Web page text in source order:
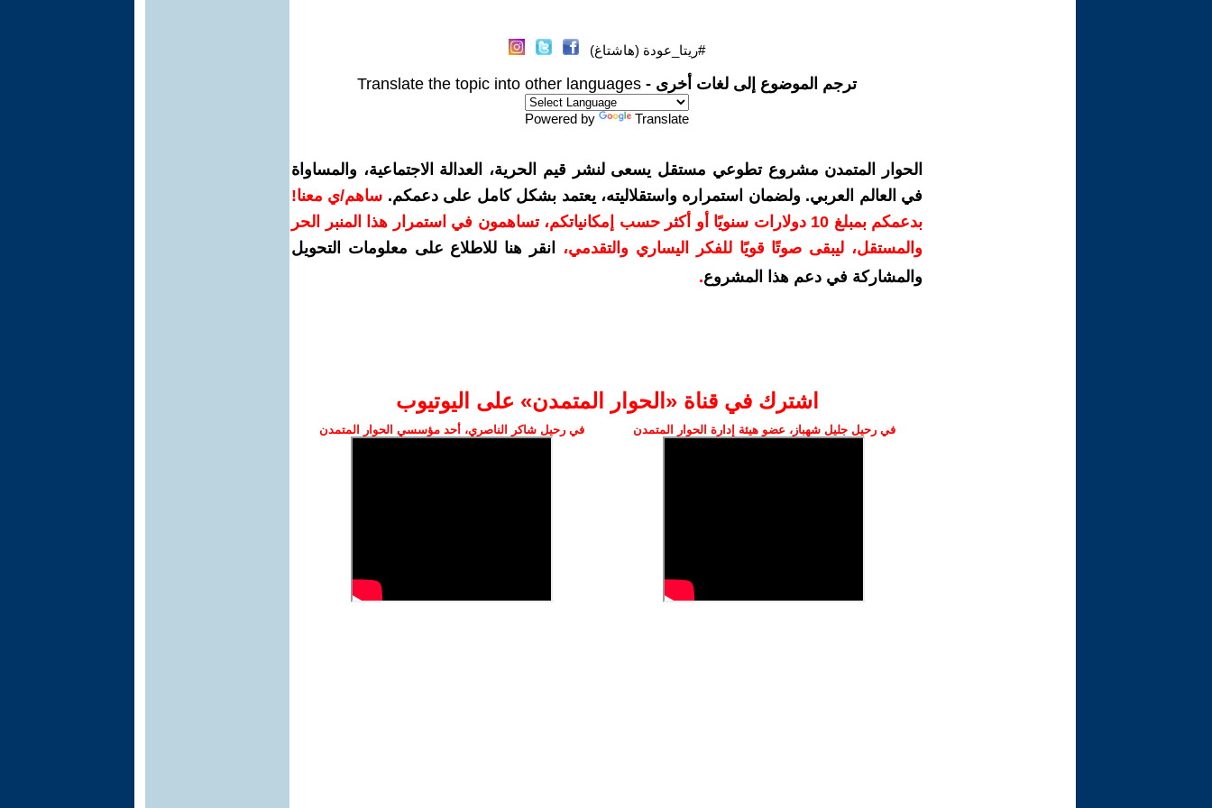
#ريتا_عودة (هاشتاغ)
ترجم الموضوع إلى لغات أخرى - Translate the topic into other languages
Powered by Translate
الحوار المتمدن مشروع تطوعي مستقل يسعى لنشر قيم الحرية، العدالة الاجتماعية، والمساواة
في العالم العربي. ولضمان استمراره واستقلاليته، يعتمد بشكل كامل على دعمكم. ساهم/ي معنا!
بدعمكم بمبلغ 10 دولارات سنويًا أو أكثر حسب إمكانياتكم، تساهمون في استمرار هذا المنبر الحر
والمستقل، ليبقى صوتًا قويًا للفكر اليساري والتقدمي،
انقر هنا للاطلاع على معلومات التحويل
والمشاركة في دعم هذا المشروع.
اشترك في قناة ‫«الحوار المتمدن» على اليوتيوب
في رحيل جليل شهباز، عضو هيئة إدارة الحوار المتمدن في رحيل شاكر الناصري، أحد مؤسسي الحوار المتمدن